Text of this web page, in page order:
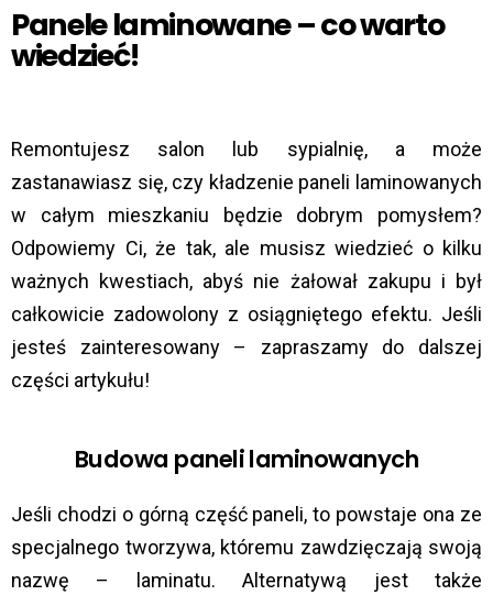
Panele laminowane – co warto
wiedzieć!
Remontujesz salon lub sypialnię, a może
zastanawiasz się, czy kładzenie paneli laminowanych
w całym mieszkaniu będzie dobrym pomysłem?
Odpowiemy Ci, że tak, ale musisz wiedzieć o kilku
ważnych kwestiach, abyś nie żałował zakupu i był
całkowicie zadowolony z osiągniętego efektu. Jeśli
jesteś zainteresowany – zapraszamy do dalszej
części artykułu!
Budowa paneli laminowanych
Jeśli chodzi o górną część paneli, to powstaje ona ze
specjalnego tworzywa, któremu zawdzięczają swoją
nazwę – laminatu. Alternatywą jest także